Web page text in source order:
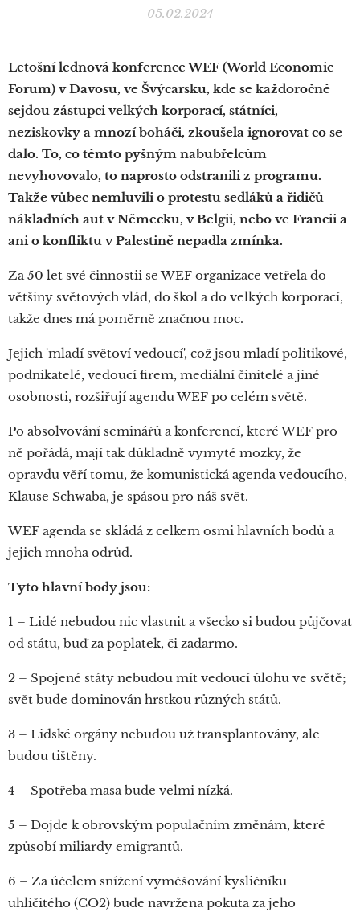
05.02.2024
Letošní lednová konference WEF (World Economic
Forum) v Davosu, ve Švýcarsku, kde se každoročně
sejdou zástupci velkých korporací, státníci,
neziskovky a mnozí boháči, zkoušela ignorovat co se
dalo. To, co těmto pyšným nabubřelcům
nevyhovovalo, to naprosto odstranili z programu.
Takže vůbec nemluvili o protestu sedláků a řidičů
nákladních aut v Německu, v Belgii, nebo ve Francii a
ani o konfliktu v Palestině nepadla zmínka.
Za 50 let své činnostii se WEF organizace vetřela do
většiny světových vlád, do škol a do velkých korporací,
takže dnes má poměrně značnou moc.
Jejich 'mladí světoví vedoucí', což jsou mladí politikové,
podnikatelé, vedoucí firem, mediální činitelé a jiné
osobnosti, rozšiřují agendu WEF po celém světě.
Po absolvování seminářů a konferencí, které WEF pro
ně pořádá, mají tak důkladně vymyté mozky, že
opravdu věří tomu, že komunistická agenda vedoucího,
Klause Schwaba, je spásou pro náš svět.
WEF agenda se skládá z celkem osmi hlavních bodů a
jejich mnoha odrůd.
Tyto hlavní body jsou:
1 – Lidé nebudou nic vlastnit a všecko si budou půjčovat
od státu, buď za poplatek, či zadarmo.
2 – Spojené státy nebudou mít vedoucí úlohu ve světě;
svět bude dominován hrstkou různých států.
3 – Lidské orgány nebudou už transplantovány, ale
budou tištěny.
4 – Spotřeba masa bude velmi nízká.
5 – Dojde k obrovským populačním změnám, které
způsobí miliardy emigrantů.
6 – Za účelem snížení vyměšování kysličníku
uhličitého (CO2) bude navržena pokuta za jeho